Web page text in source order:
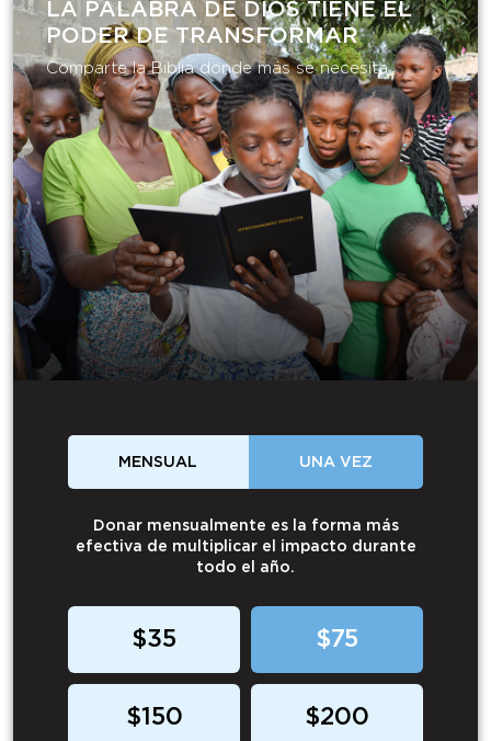
LA PALABRA DE DIOS TIENE EL
PODER DE TRANSFORMAR​
Comparte la Biblia donde más se necesita.
MENSUAL UNA VEZ
Donar mensualmente es la forma más
efectiva de multiplicar el impacto durante
todo el año.
$35 $75
$150 $200